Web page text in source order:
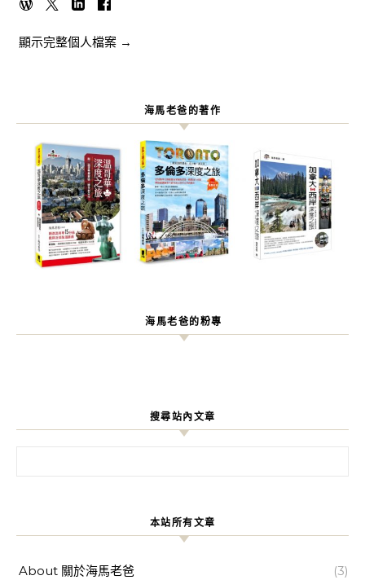
顯示完整個人檔案 →
海馬老爸的著作
海馬老爸的粉專
搜尋站內文章
本站所有文章
About 關於海馬老爸 (3)